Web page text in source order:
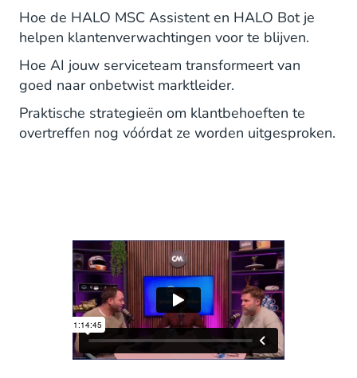
Hoe de HALO MSC Assistent en HALO Bot je
helpen klantenverwachtingen voor te blijven.
Hoe AI jouw serviceteam transformeert van
goed naar onbetwist marktleider.
Praktische strategieën om klantbehoeften te
overtreffen nog vóórdat ze worden uitgesproken.